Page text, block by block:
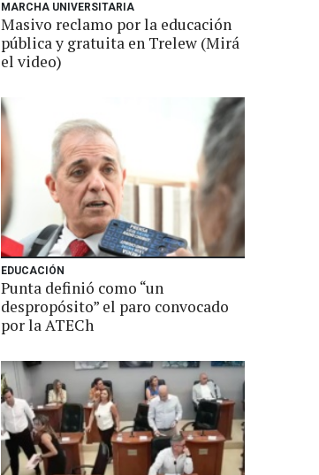
MARCHA UNIVERSITARIA
Masivo reclamo por la educación
pública y gratuita en Trelew (Mirá
el video)
EDUCACIÓN
Punta definió como “un
despropósito” el paro convocado
por la ATECh